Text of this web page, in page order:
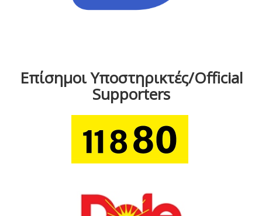
Επίσημοι Υποστηρικτές/Official
Supporters